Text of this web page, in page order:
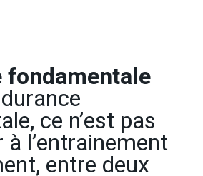
fondamentale
ce n’est pas
l’entrainement
entre deux